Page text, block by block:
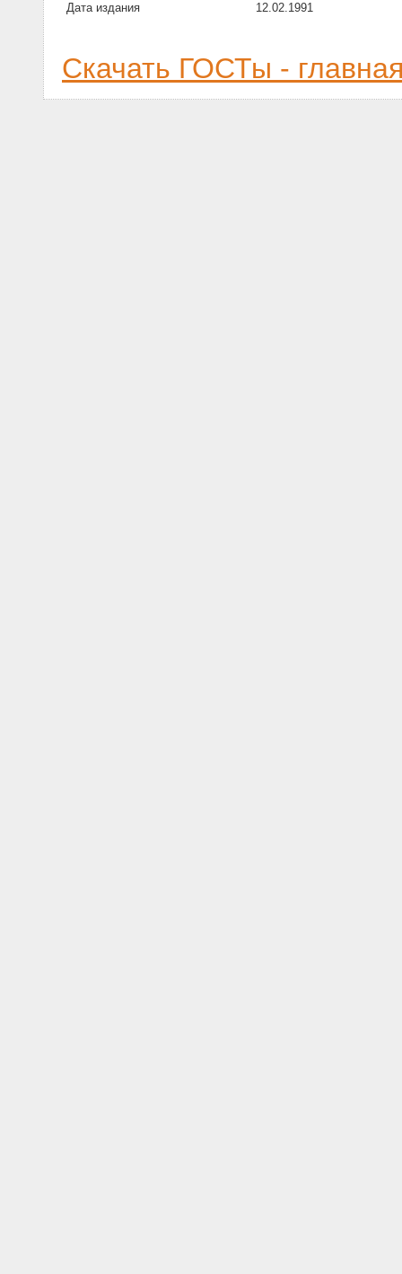
Дата издания 12.02.1991
Скачать ГОСТы -